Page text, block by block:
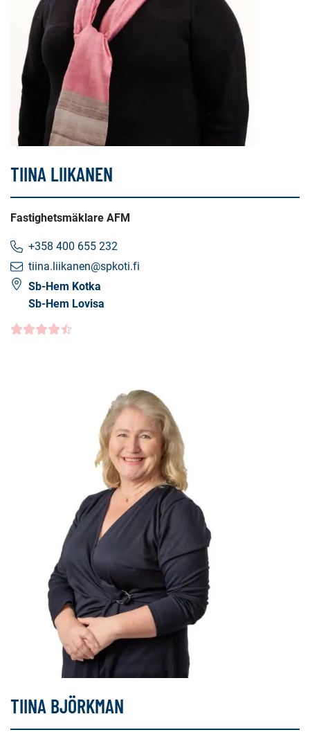
TIINA LIIKANEN
Fastighetsmäklare AFM
+358 400 655 232
tiina.liikanen@spkoti.fi
Sb-Hem Kotka
Sb-Hem Lovisa
Kundbetyg
TIINA BJÖRKMAN